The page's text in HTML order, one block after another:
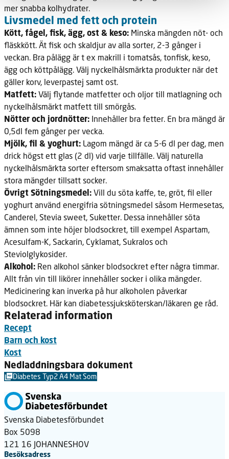
mer snabba kolhydrater.
Livsmedel med fett och protein
Kött, fågel, fisk, ägg, ost & keso: Minska mängden nöt- och
fläskkött. Ät fisk och skaldjur av alla sorter, 2-3 gånger i
veckan. Bra pålägg är t ex makrill i tomatsås, tonfisk, keso,
ägg och köttpålägg. Välj nyckelhålsmärkta produkter när det
gäller korv, leverpastej samt ost.
Matfett: Välj flytande matfetter och oljor till matlagning och
nyckelhålsmärkt matfett till smörgås.
Nötter och jordnötter: Innehåller bra fetter. En bra mängd är
0,5dl fem gånger per vecka.
Mjölk, fil & yoghurt: Lagom mängd är ca 5-6 dl per dag, men
drick högst ett glas (2 dl) vid varje tillfälle. Välj naturella
nyckelhålsmärkta sorter eftersom smaksatta oftast innehåller
stora mängder tillsatt socker.
Övrigt Sötningsmedel: Vill du söta kaffe, te, gröt, fil eller
yoghurt använd energifria sötningsmedel såsom Hermesetas,
Canderel, Stevia sweet, Suketter. Dessa innehåller söta
ämnen som inte höjer blodsockret, till exempel Aspartam,
Acesulfam-K, Sackarin, Cyklamat, Sukralos och
Steviolglykosider.
Alkohol: Ren alkohol sänker blodsockret efter några timmar.
Allt från vin till likörer innehåller socker i olika mängder.
Medicinering kan inverka på hur alkoholen påverkar
blodsockret. Här kan diabetessjuksköterskan/läkaren ge råd.
Relaterad information
Recept
Barn och kost
Kost
Nedladdningsbara dokument
Diabetes Typ2 A4 Mat Som
Svenska Diabetesförbundet
Box 5098
121 16 JOHANNESHOV
Besöksadress